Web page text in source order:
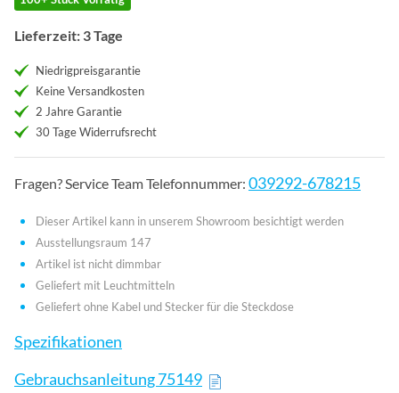
Lieferzeit: 3 Tage
Niedrigpreisgarantie
Keine Versandkosten
2 Jahre Garantie
30 Tage Widerrufsrecht
Fragen? Service Team Telefonnummer: 039292-678215
Dieser Artikel kann in unserem Showroom besichtigt werden
Ausstellungsraum 147
Artikel ist nicht dimmbar
Geliefert mit Leuchtmitteln
Geliefert ohne Kabel und Stecker für die Steckdose
Spezifikationen
Gebrauchsanleitung 75149